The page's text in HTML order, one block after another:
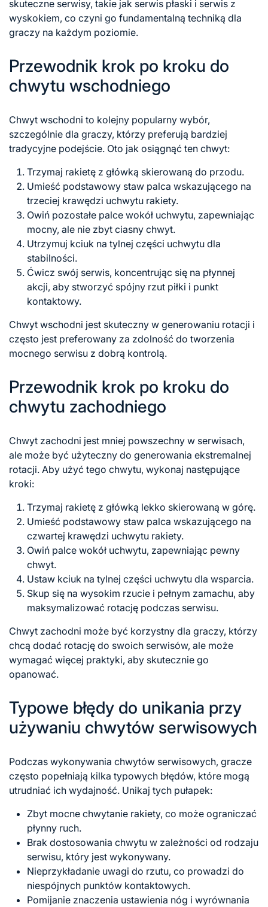
skuteczne serwisy, takie jak serwis płaski i serwis z
wyskokiem, co czyni go fundamentalną techniką dla
graczy na każdym poziomie.
Przewodnik krok po kroku do
chwytu wschodniego
Chwyt wschodni to kolejny popularny wybór,
szczególnie dla graczy, którzy preferują bardziej
tradycyjne podejście. Oto jak osiągnąć ten chwyt:
Trzymaj rakietę z główką skierowaną do przodu.
Umieść podstawowy staw palca wskazującego na
trzeciej krawędzi uchwytu rakiety.
Owiń pozostałe palce wokół uchwytu, zapewniając
mocny, ale nie zbyt ciasny chwyt.
Utrzymuj kciuk na tylnej części uchwytu dla
stabilności.
Ćwicz swój serwis, koncentrując się na płynnej
akcji, aby stworzyć spójny rzut piłki i punkt
kontaktowy.
Chwyt wschodni jest skuteczny w generowaniu rotacji i
często jest preferowany za zdolność do tworzenia
mocnego serwisu z dobrą kontrolą.
Przewodnik krok po kroku do
chwytu zachodniego
Chwyt zachodni jest mniej powszechny w serwisach,
ale może być użyteczny do generowania ekstremalnej
rotacji. Aby użyć tego chwytu, wykonaj następujące
kroki:
Trzymaj rakietę z główką lekko skierowaną w górę.
Umieść podstawowy staw palca wskazującego na
czwartej krawędzi uchwytu rakiety.
Owiń palce wokół uchwytu, zapewniając pewny
chwyt.
Ustaw kciuk na tylnej części uchwytu dla wsparcia.
Skup się na wysokim rzucie i pełnym zamachu, aby
maksymalizować rotację podczas serwisu.
Chwyt zachodni może być korzystny dla graczy, którzy
chcą dodać rotację do swoich serwisów, ale może
wymagać więcej praktyki, aby skutecznie go
opanować.
Typowe błędy do unikania przy
używaniu chwytów serwisowych
Podczas wykonywania chwytów serwisowych, gracze
często popełniają kilka typowych błędów, które mogą
utrudniać ich wydajność. Unikaj tych pułapek:
Zbyt mocne chwytanie rakiety, co może ograniczać
płynny ruch.
Brak dostosowania chwytu w zależności od rodzaju
serwisu, który jest wykonywany.
Nieprzykładanie uwagi do rzutu, co prowadzi do
niespójnych punktów kontaktowych.
Pomijanie znaczenia ustawienia nóg i wyrównania